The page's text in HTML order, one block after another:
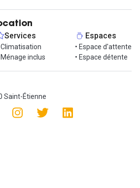
Services
Climatisation
Ménage inclus
Espaces
• Espace d'attente
• Espace détente
Saint-Étienne